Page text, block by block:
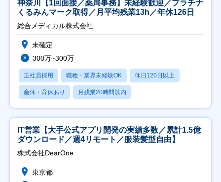
神奈川【1回面接／薬局事務】未経験歓迎／プラチナ
くるみんマーク取得／月平均残業13h／年休126日
総合メディカル株式会社
未確定
300万~300万
正社員採用 職種・業界未経験OK 休日120日以上
産休・育休あり 月残業20時間以内
IT営業【大手公式アプリ開発の実績多数／累計1.5億
ダウンロード／週4リモート／服装髪型自由】
株式会社DearOne
東京都